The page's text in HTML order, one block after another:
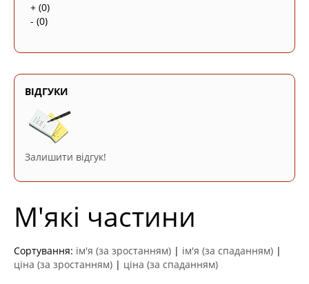
+ (0)
- (0)
ВІДГУКИ
Залишити відгук!
М'які частини
Сортування: ім'я (за зростанням) | ім'я (за спаданням) |
ціна (за зростанням) | ціна (за спаданням)